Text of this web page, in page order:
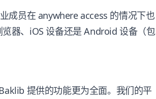
成员在 anywhere access 的情况下也
器、iOS 设备还是 Android 设备（包
提供的功能更为全面。我们的平